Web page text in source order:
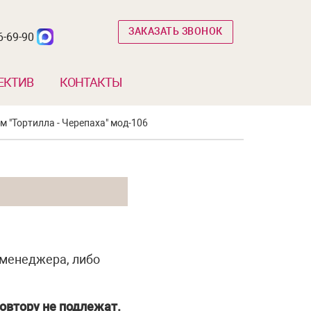
69-90 ЗАКАЗАТЬ ЗВОНОК
КОНТАКТЫ
"Тортилла - Черепаха" мод-106
либо
не подлежат.